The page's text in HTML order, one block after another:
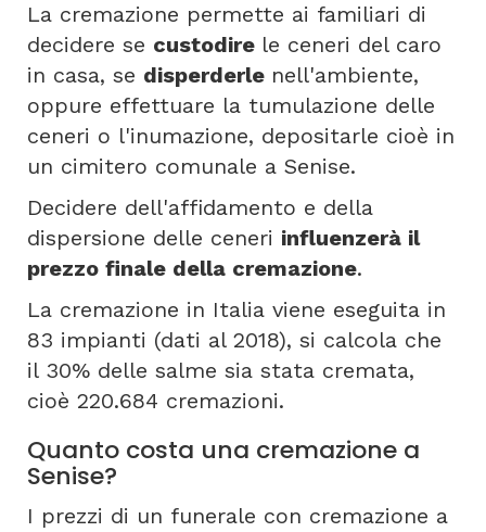
La cremazione permette ai familiari di
decidere se custodire le ceneri del caro
in casa, se disperderle nell'ambiente,
oppure effettuare la tumulazione delle
ceneri o l'inumazione, depositarle cioè in
un cimitero comunale a Senise.
Decidere dell'affidamento e della
dispersione delle ceneri influenzerà il
prezzo finale della cremazione.
La cremazione in Italia viene eseguita in
83 impianti (dati al 2018), si calcola che
il 30% delle salme sia stata cremata,
cioè 220.684 cremazioni.
Quanto costa una cremazione a
Senise?
I prezzi di un funerale con cremazione a